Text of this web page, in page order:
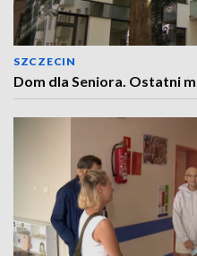
SZCZECIN
Dom dla Seniora. Ostatni